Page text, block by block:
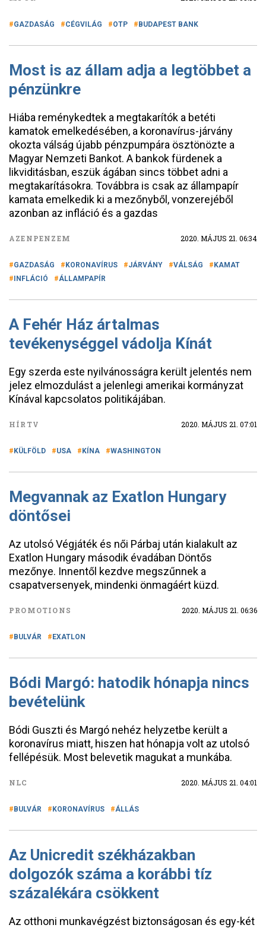
GAZDASÁG CÉGVILÁG OTP BUDAPEST BANK
Most is az állam adja a legtöbbet a
pénzünkre
Hiába reménykedtek a megtakarítók a betéti
kamatok emelkedésében, a koronavírus-járvány
okozta válság újabb pénzpumpára ösztönözte a
Magyar Nemzeti Bankot. A bankok fürdenek a
likviditásban, eszük ágában sincs többet adni a
megtakarításokra. Továbbra is csak az állampapír
kamata emelkedik ki a mezőnyből, vonzerejéből
azonban az infláció és a gazdas
AZENPENZEM 2020. MÁJUS 21. 06:34
GAZDASÁG KORONAVÍRUS JÁRVÁNY VÁLSÁG
KAMAT
INFLÁCIÓ
ÁLLAMPAPÍR
A Fehér Ház ártalmas
tevékenységgel vádolja Kínát
Egy szerda este nyilvánosságra került jelentés nem
jelez elmozdulást a jelenlegi amerikai kormányzat
Kínával kapcsolatos politikájában.
HÍRTV 2020. MÁJUS 21. 07:01
KÜLFÖLD USA KÍNA WASHINGTON
Megvannak az Exatlon Hungary
döntősei
Az utolsó Végjáték és női Párbaj után kialakult az
Exatlon Hungary második évadában Döntős
mezőnye. Innentől kezdve megszűnnek a
csapatversenyek, mindenki önmagáért küzd.
PROMOTIONS 2020. MÁJUS 21. 06:36
BULVÁR EXATLON
Bódi Margó: hatodik hónapja nincs
bevételünk
Bódi Guszti és Margó nehéz helyzetbe került a
koronavírus miatt, hiszen hat hónapja volt az utolsó
fellépésük. Most belevetik magukat a munkába.
NLC 2020. MÁJUS 21. 04:01
BULVÁR KORONAVÍRUS ÁLLÁS
Az Unicredit székházakban
dolgozók száma a korábbi tíz
százalékára csökkent
Az otthoni munkavégzést biztonságosan és egy-két